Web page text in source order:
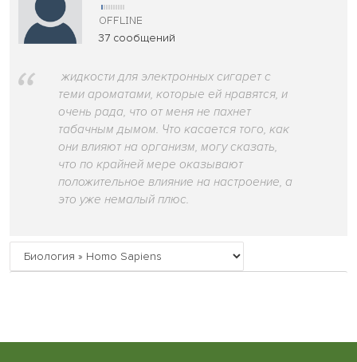
37 сообщений
жидкости для электронных сигарет с
теми ароматами, которые ей нравятся, и
очень рада, что от меня не пахнет
табачным дымом. Что касается того, как
они влияют на организм, могу сказать,
что по крайней мере оказывают
положительное влияние на настроение, а
это уже немалый плюс.